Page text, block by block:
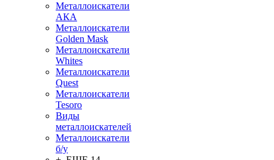
Металлоискатели
АКА
Металлоискатели
Golden Mask
Металлоискатели
Whites
Металлоискатели
Quest
Металлоискатели
Tesoro
Виды
металлоискателей
Металлоискатели
б/у